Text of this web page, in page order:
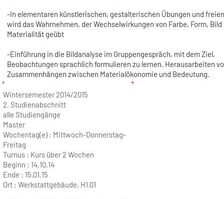
-In elementaren künstlerischen, gestalterischen Übungen und
wird das Wahrnehmen, der Wechselwirkungen von Farbe, Form, Bild
Materialität geübt
-Einführung in die Bildanalyse im Gruppengespräch, mit dem Ziel,
Beobachtungen sprachlich formulieren zu lernen. Herausarbeiten
Zusammenhängen zwischen Materialökonomie und Bedeutung.
Wintersemester 2014/2015
2. Studienabschnitt
alle Studiengänge
Master
Wochentag(e) : Mittwoch-Donnerstag-
Freitag
Turnus : Kurs über 2 Wochen
Beginn : 14.10.14
Ende : 15.01.15
Ort : Werkstattgebäude, H1.01